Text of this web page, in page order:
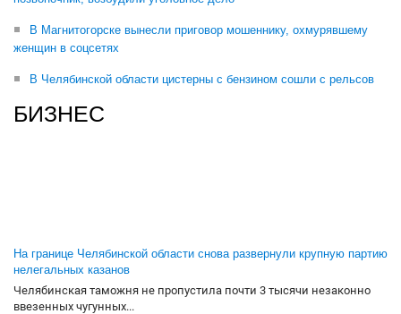
В Магнитогорске вынесли приговор мошеннику, охмурявшему
женщин в соцсетях
В Челябинской области цистерны с бензином сошли с рельсов
БИЗНЕС
На границе Челябинской области снова развернули крупную партию
нелегальных казанов
Челябинская таможня не пропустила почти 3 тысячи незаконно
ввезенных чугунных...